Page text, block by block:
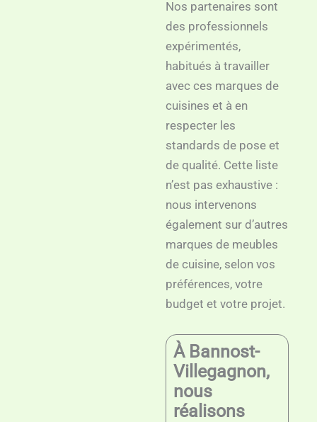
Nos partenaires sont
des professionnels
expérimentés,
habitués à travailler
avec ces marques de
cuisines et à en
respecter les
standards de pose et
de qualité. Cette liste
n’est pas exhaustive :
nous intervenons
également sur d’autres
marques de meubles
de cuisine, selon vos
préférences, votre
budget et votre projet.
À Bannost-
Villegagnon,
nous
réalisons